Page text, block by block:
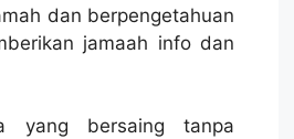
dan berpengetahuan
jamaah info dan
yang bersaing tanpa